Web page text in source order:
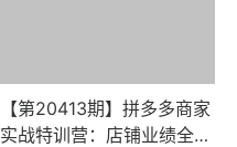
【第20413期】拼多多商家
实战特训营：店铺业绩全年